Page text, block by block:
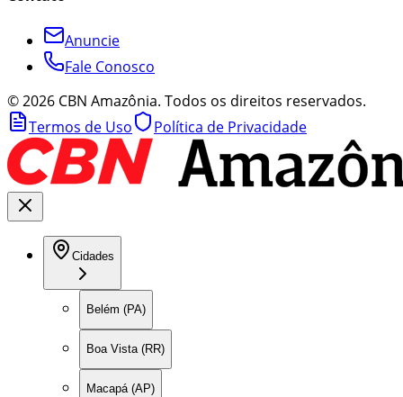
Anuncie
Fale Conosco
©2026 CBN Amazônia. Todos os direitos reservados.
Termos de Uso
Política de Privacidade
Cidades
Belém (PA)
Boa Vista (RR)
Macapá (AP)